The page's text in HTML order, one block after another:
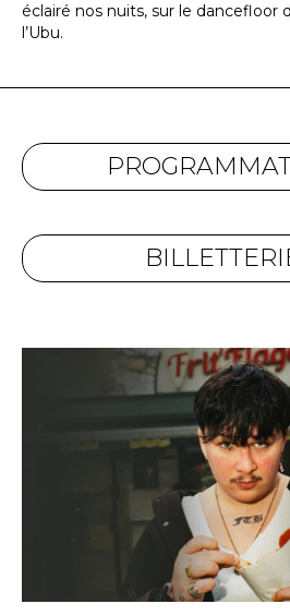
éclairé nos nuits, sur le dancefloor
l’Ubu.